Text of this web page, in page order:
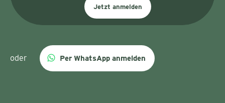
Jetzt anmelden
oder Per WhatsApp anmelden